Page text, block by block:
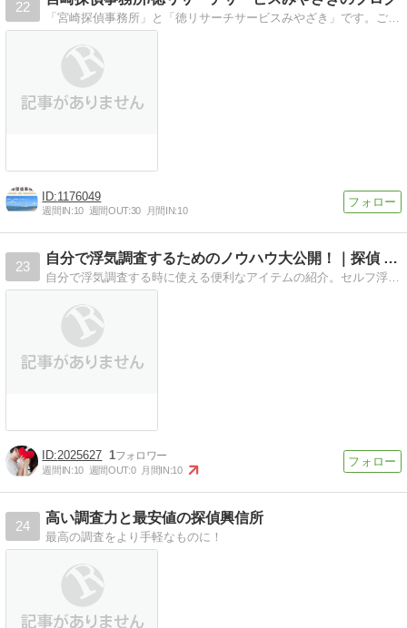
22
「宮崎探偵事務所」と「徳リサーチサービスみやざき」です。ご相談24時間受付中です！調査は全国対応致します！
1176049
週間IN:10 週間OUT:30 月間IN:10
23
自分で浮気調査するためのノウハウ大公開！｜探偵 Ｒ＆Ｉ
自分で浮気調査する時に使える便利なアイテムの紹介。セルフ浮気調査のやり方や証拠をつかむ便利ツール、尾行の方法など：探偵・興信所 Ｒ＆Ｉ 東京が提供いたします。
2025627 1
週間IN:10 週間OUT:0 月間IN:10
24
高い調査力と最安値の探偵興信所
最高の調査をより手軽なものに！